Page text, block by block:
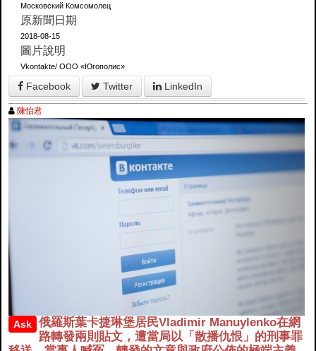
Московский Комсомолец
原新聞日期
2018-08-15
圖片說明
Vkontakte/ OOO «Югополис»
Facebook Twitter LinkedIn
陳怡君
Ask
俄羅斯葉卡捷琳堡居民Vladimir Manuylenko在網
路轉發兩則貼文，遭當局以「散播仇恨」的刑事罪